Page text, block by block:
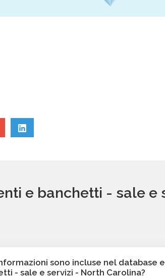
e banchetti - sale e
sono incluse nel database
- sale e servizi - North Carolina?